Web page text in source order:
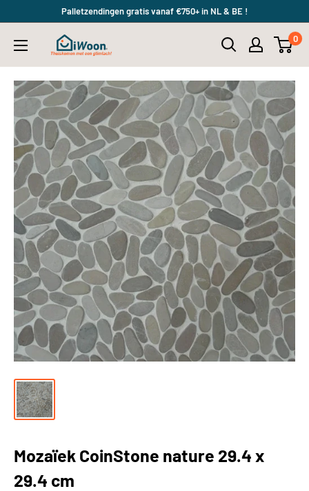
content
Palletzendingen gratis vanaf €750+ in NL & BE !
iWoon.nl 0
Mozaïek CoinStone nature 29.4 x
29.4 cm